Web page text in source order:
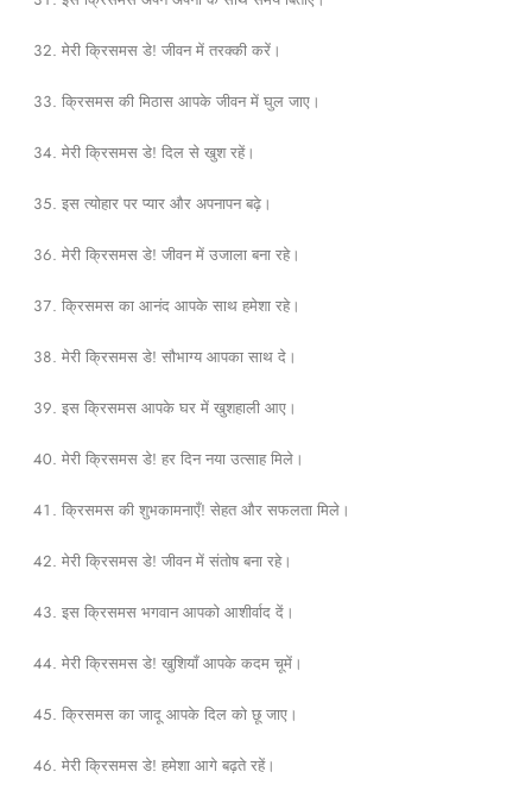
मेरी क्रिसमस डे! जीवन में तरक्की करें।
क्रिसमस की मिठास आपके जीवन में घुल जाए।
मेरी क्रिसमस डे! दिल से खुश रहें।
इस त्योहार पर प्यार और अपनापन बढ़े।
मेरी क्रिसमस डे! जीवन में उजाला बना रहे।
क्रिसमस का आनंद आपके साथ हमेशा रहे।
मेरी क्रिसमस डे! सौभाग्य आपका साथ दे।
इस क्रिसमस आपके घर में खुशहाली आए।
मेरी क्रिसमस डे! हर दिन नया उत्साह मिले।
क्रिसमस की शुभकामनाएँ! सेहत और सफलता मिले।
मेरी क्रिसमस डे! जीवन में संतोष बना रहे।
इस क्रिसमस भगवान आपको आशीर्वाद दें।
मेरी क्रिसमस डे! खुशियाँ आपके कदम चूमें।
क्रिसमस का जादू आपके दिल को छू जाए।
मेरी क्रिसमस डे! हमेशा आगे बढ़ते रहें।